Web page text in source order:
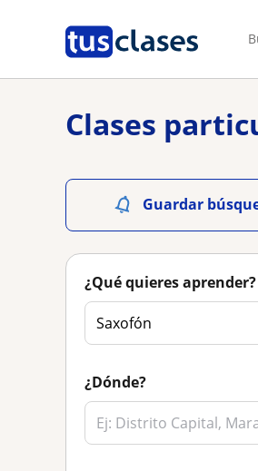
Clases
Guardar
¿Qué quieres aprender?
¿Dónde?